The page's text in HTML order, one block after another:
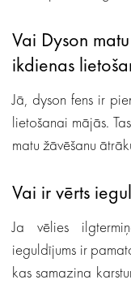
Vai Dyson
ikdienas
Jā, dyson fens ir
lietošanai mājās.
matu žāvēšanu
Vai ir vērts
Ja vēlies
ieguldījums ir
kas samazina